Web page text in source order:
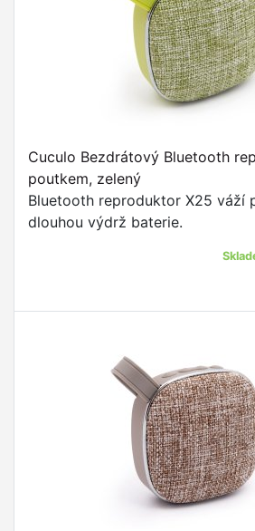
Cuculo Bezdrátový Bluetooth
poutkem, zelený
Bluetooth reproduktor X25 váží
dlouhou výdrž baterie.